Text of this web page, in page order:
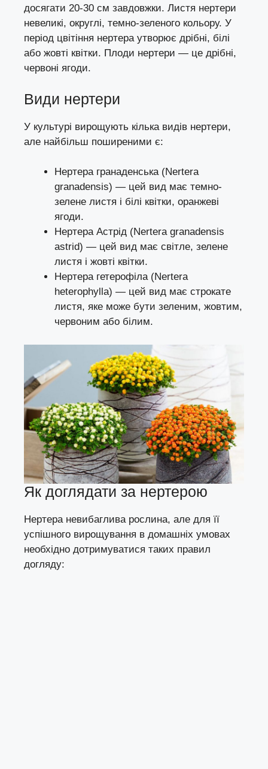
досягати 20-30 см завдовжки. Листя нертери
невеликі, округлі, темно-зеленого кольору. У
період цвітіння нертера утворює дрібні, білі
або жовті квітки. Плоди нертери — це дрібні,
червоні ягоди.
Види нертери
У культурі вирощують кілька видів нертери,
але найбільш поширеними є:
Нертера гранаденська (Nertera
granadensis) — цей вид має темно-
зелене листя і білі квітки, оранжеві
ягоди.
Нертера Астрід (Nertera granadensis
astrid) — цей вид має світле, зелене
листя і жовті квітки.
Нертера гетерофіла (Nertera
heterophylla) — цей вид має строкате
листя, яке може бути зеленим, жовтим,
червоним або білим.
Як доглядати за нертерою
Нертера невибаглива рослина, але для її
успішного вирощування в домашніх умовах
необхідно дотримуватися таких правил
догляду: